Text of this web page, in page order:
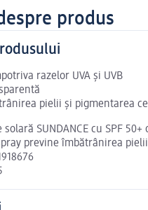
produs
razelor UVA și UVB
pielii și pigmentarea
solară SUNDANCE cu SPF
previne îmbătrânirea